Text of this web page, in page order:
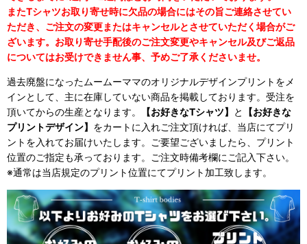
またTシャツお取り寄せ時に欠品の場合にはその旨ご連絡させてい
ただき、ご注文の変更またはキャンセルとさせていただく場合がご
ざいます。お取り寄せ手配後のご注文変更やキャンセル及びご返品
についてはお受けできません事、予めご了承くださいませ。
過去廃盤になったムームーママのオリジナルデザインプリントをメ
インとして、主に在庫していない商品を掲載しております。受注を
頂いてからの生産となります。
【お好きなTシャツ】 と
【お好きな
プリントデザイン】 をカートに入れご注文頂ければ、当店にてプリ
ントを入れてお届けいたします。ご要望ございましたら、プリント
位置のご指定も承っております。ご注文時備考欄にご記入下さい。
※通常は当店規定のプリント位置にてプリント加工致します。